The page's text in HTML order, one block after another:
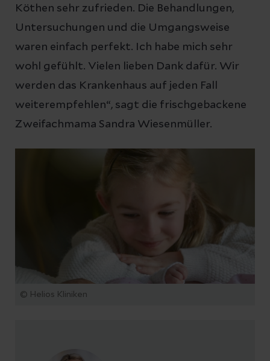
Köthen sehr zufrieden. Die Behandlungen,
Untersuchungen und die Umgangsweise
waren einfach perfekt. Ich habe mich sehr
wohl gefühlt. Vielen lieben Dank dafür. Wir
werden das Krankenhaus auf jeden Fall
weiterempfehlen“, sagt die frischgebackene
Zweifachmama Sandra Wiesenmüller.
© Helios Kliniken